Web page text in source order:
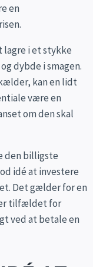
en
lagre i et stykke
dybde i smagen.
kan en lidt
være en
om den skal
den billigste
idé at investere
Det gælder for en
tilfældet for
ved at betale en